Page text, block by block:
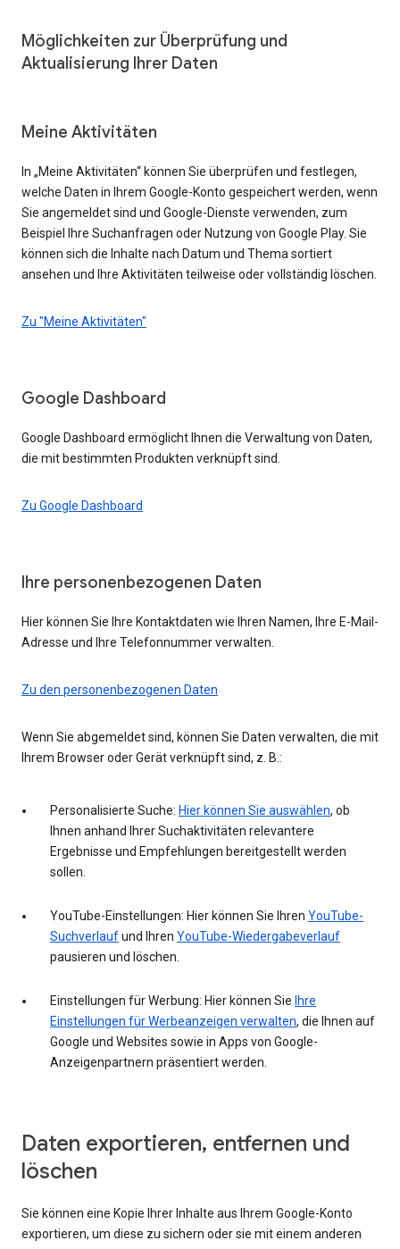
Möglichkeiten zur Überprüfung und
Aktualisierung Ihrer Daten
Meine Aktivitäten
In „Meine Aktivitäten“ können Sie überprüfen und festlegen,
welche Daten in Ihrem Google-Konto gespeichert werden, wenn
Sie angemeldet sind und Google-Dienste verwenden, zum
Beispiel Ihre Suchanfragen oder Nutzung von Google Play. Sie
können sich die Inhalte nach Datum und Thema sortiert
ansehen und Ihre Aktivitäten teilweise oder vollständig löschen.
Zu "Meine Aktivitäten"
Google Dashboard
Google Dashboard ermöglicht Ihnen die Verwaltung von Daten,
die mit bestimmten Produkten verknüpft sind.
Zu Google Dashboard
Ihre personenbezogenen Daten
Hier können Sie Ihre Kontaktdaten wie Ihren Namen, Ihre E-Mail-
Adresse und Ihre Telefonnummer verwalten.
Zu den personenbezogenen Daten
Wenn Sie abgemeldet sind, können Sie Daten verwalten, die mit
Ihrem Browser oder Gerät verknüpft sind, z. B.:
Personalisierte Suche: Hier können Sie auswählen, ob
Ihnen anhand Ihrer Suchaktivitäten relevantere
Ergebnisse und Empfehlungen bereitgestellt werden
sollen.
YouTube-Einstellungen: Hier können Sie Ihren YouTube-
Suchverlaufund Ihren YouTube-Wiedergabeverlauf
pausieren und löschen.
Einstellungen für Werbung: Hier können Sie Ihre
Einstellungen für Werbeanzeigen verwalten, die Ihnen auf
Google und Websites sowie in Apps von Google-
Anzeigenpartnern präsentiert werden.
Daten exportieren, entfernen und
löschen
Sie können eine Kopie Ihrer Inhalte aus Ihrem Google-Konto
exportieren, um diese zu sichern oder sie mit einem anderen